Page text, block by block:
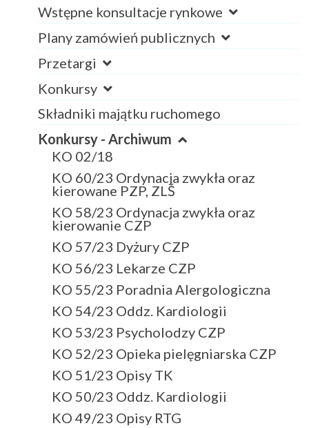
Wstępne konsultacje rynkowe
Plany zamówień publicznych
Przetargi
Konkursy
Składniki majątku ruchomego
Konkursy - Archiwum
KO 02/18
KO 60/23 Ordynacja zwykła oraz
kierowane PZP, ZLŚ
KO 58/23 Ordynacja zwykła oraz
kierowanie CZP
KO 57/23 Dyżury CZP
KO 56/23 Lekarze CZP
KO 55/23 Poradnia Alergologiczna
KO 54/23 Oddz. Kardiologii
KO 53/23 Psycholodzy CZP
KO 52/23 Opieka pielęgniarska CZP
KO 51/23 Opisy TK
KO 50/23 Oddz. Kardiologii
KO 49/23 Opisy RTG